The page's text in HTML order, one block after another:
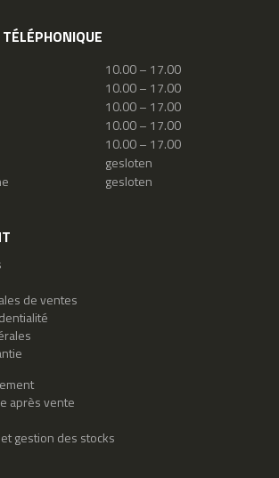
10.00 – 17.00
10.00 – 17.00
10.00 – 17.00
10.00 – 17.00
10.00 – 17.00
gesloten
gesloten
de ventes
après vente
gestion des stocks